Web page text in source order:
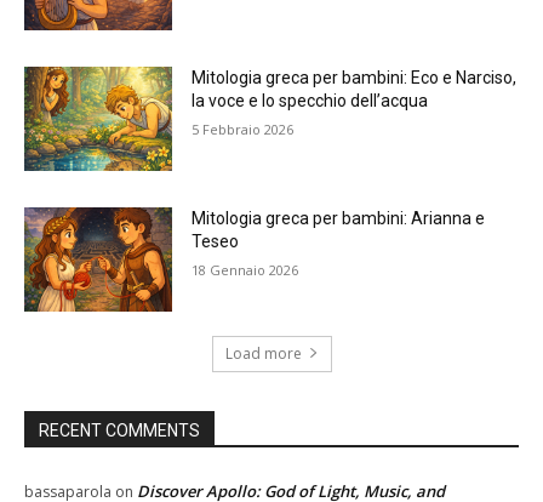
Mitologia greca per bambini: Eco e Narciso,
la voce e lo specchio dell’acqua
5 Febbraio 2026
Mitologia greca per bambini: Arianna e
Teseo
18 Gennaio 2026
Load more
RECENT COMMENTS
bassaparola on Discover Apollo: God of Light, Music, and